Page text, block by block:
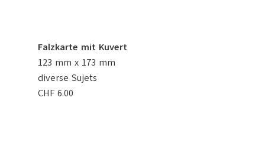
Falzkarte mit Kuvert
123 mm x 173 mm
diverse Sujets
CHF 6.00